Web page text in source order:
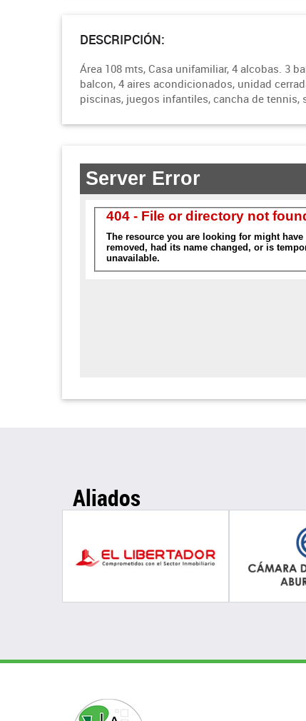
DESCRIPCIÓN:
Área 108 mts, Casa unifamiliar, 4 alcobas. 3
balcon, 4 aires acondicionados, unidad
piscinas, juegos infantiles, cancha de tennis,
Aliados